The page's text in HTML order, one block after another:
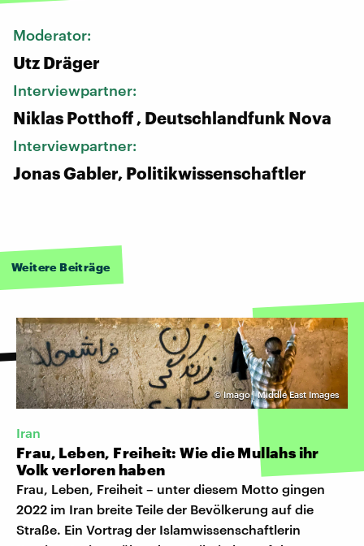
Moderator:
Utz Dräger
Interviewpartner:
Niklas Potthoff , Deutschlandfunk Nova
Interviewpartner:
Jonas Gabler, Politikwissenschaftler
Weitere Beiträge
©Imago | Middle East Images
Iran
Frau, Leben, Freiheit: Wie die Mullahs ihr
Volk verloren haben
Frau, Leben, Freiheit – unter diesem Motto gingen
2022 im Iran breite Teile der Bevölkerung auf die
Straße. Ein Vortrag der Islamwissenschaftlerin